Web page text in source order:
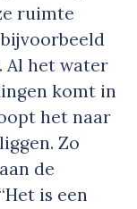
ruimte
Al het water
komt in
het naar
Zo
de
is een